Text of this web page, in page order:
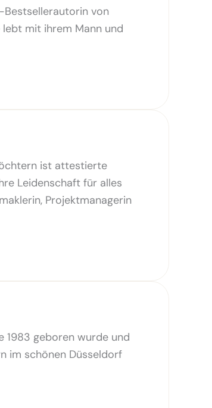
Bestsellerautorin von
mit ihrem Mann und
ist attestierte
Leidenschaft für alles
Projektmanagerin
1983 geboren wurde und
im schönen Düsseldorf